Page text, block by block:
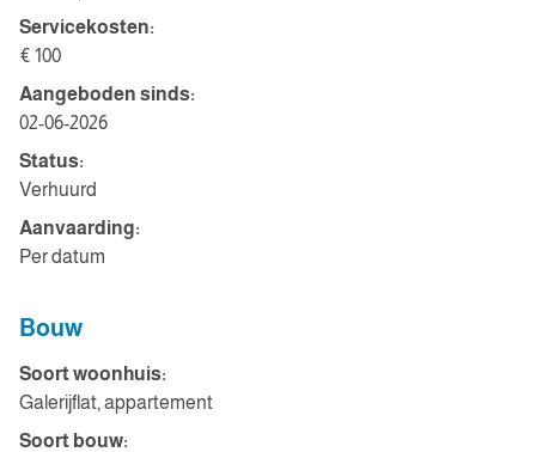
Servicekosten:
€ 100
Aangeboden sinds:
02-06-2026
Status:
Verhuurd
Aanvaarding:
Per datum
Bouw
Soort woonhuis:
Galerijflat, appartement
Soort bouw: